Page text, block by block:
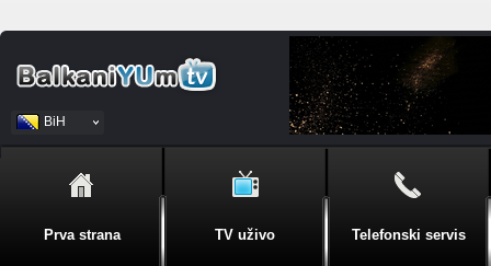
BiH
Srpski
Prva strana TV uživo Telefonski servis